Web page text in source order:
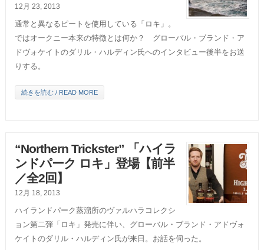
12月 23, 2013
通常と異なるピートを使用している「ロキ」。
ではオークニー本来の特徴とは何か？ グローバル・ブランド・ア
ドヴォケイトのダリル・ハルディン氏へのインタビュー後半をお送
りする。
続きを読む / READ MORE
“Northern Trickster” 「ハイラ
ンドパーク ロキ」登場【前半
／全2回】
12月 18, 2013
ハイランドパーク蒸溜所のヴァルハラコレクシ
ョン第二弾「ロキ」発売に伴い、グローバル・ブランド・アドヴォ
ケイトのダリル・ハルディン氏が来日。お話を伺った。